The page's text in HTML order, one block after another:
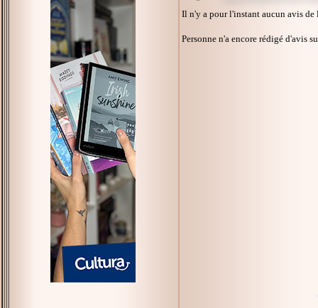
Il n'y a pour l'instant aucun avis
Personne n'a encore rédigé d'avis